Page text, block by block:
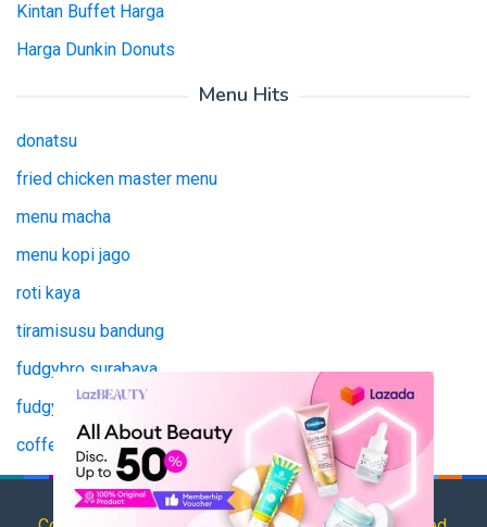
Kintan Buffet Harga
Harga Dunkin Donuts
Menu Hits
donatsu
fried chicken master menu
menu macha
menu kopi jago
roti kaya
tiramisusu bandung
fudgybro surabaya
fudgy bro surabaya
coffee jago
tianlala menu